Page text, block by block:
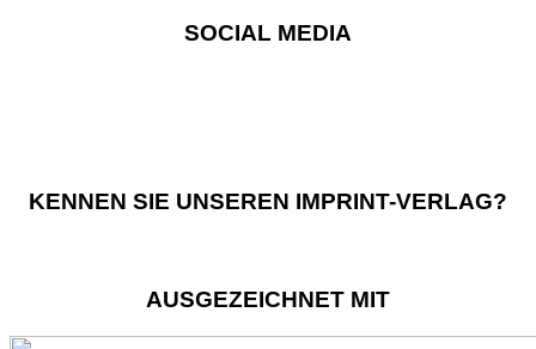
SOCIAL MEDIA
KENNEN SIE UNSEREN IMPRINT-VERLAG?
AUSGEZEICHNET MIT